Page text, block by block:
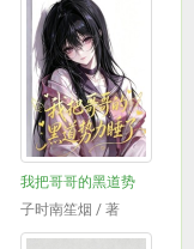
我把哥哥的黑道势
子时南笙烟 / 著